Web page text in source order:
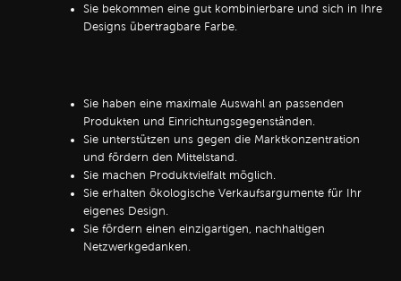
Sie bekommen eine gut kombinierbare und sich in Ihre
Designs übertragbare Farbe.
Sie haben eine maximale Auswahl an passenden
Produkten und Einrichtungsgegenständen.
Sie unterstützen uns gegen die Marktkonzentration
und fördern den Mittelstand.
Sie machen Produktvielfalt möglich.
Sie erhalten ökologische Verkaufsargumente für Ihr
eigenes Design.
Sie fördern einen einzigartigen, nachhaltigen
Netzwerkgedanken.